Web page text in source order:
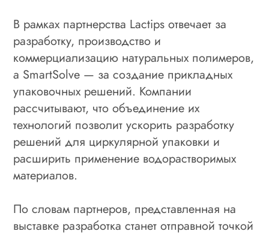
В рамках партнерства Lactips отвечает за
разработку, производство и
коммерциализацию натуральных полимеров,
а SmartSolve — за создание прикладных
упаковочных решений. Компании
рассчитывают, что объединение их
технологий позволит ускорить разработку
решений для циркулярной упаковки и
расширить применение водорастворимых
материалов.
По словам партнеров, представленная на
выставке разработка станет отправной точкой